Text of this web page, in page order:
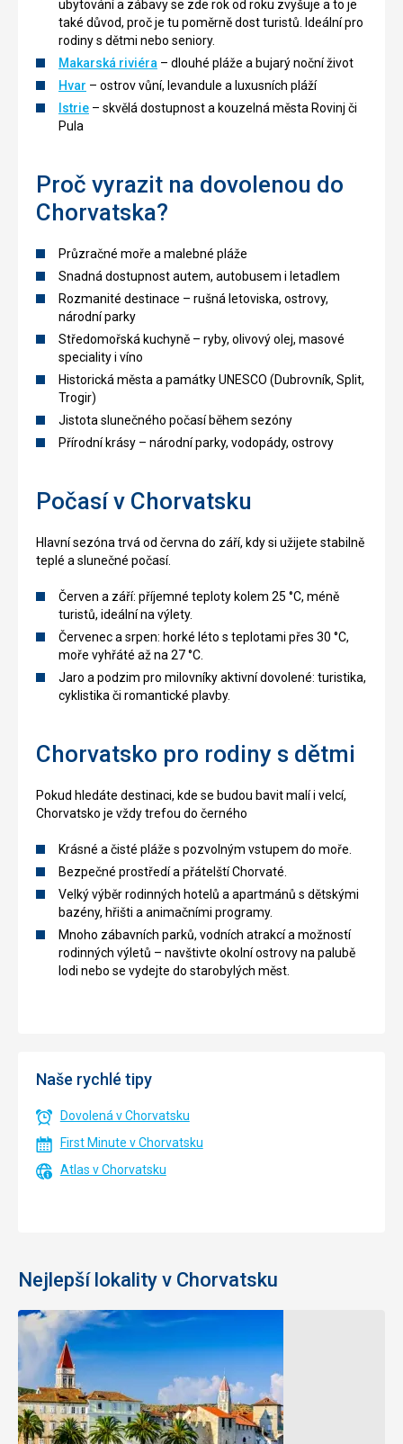
ubytování a zábavy se zde rok od roku zvyšuje a to je
také důvod, proč je tu poměrně dost turistů. Ideální pro
rodiny s dětmi nebo seniory.
Makarská riviéra – dlouhé pláže a bujarý noční život
Hvar – ostrov vůní, levandule a luxusních pláží
Istrie – skvělá dostupnost a kouzelná města Rovinj či
Pula
Proč vyrazit na dovolenou do
Chorvatska?
Průzračné moře a malebné pláže
Snadná dostupnost autem, autobusem i letadlem
Rozmanité destinace – rušná letoviska, ostrovy,
národní parky
Středomořská kuchyně – ryby, olivový olej, masové
speciality i víno
Historická města a památky UNESCO (Dubrovník, Split,
Trogir)
Jistota slunečného počasí během sezóny
Přírodní krásy – národní parky, vodopády, ostrovy
Počasí v Chorvatsku
Hlavní sezóna trvá od června do září, kdy si užijete stabilně
teplé a slunečné počasí.
Červen a září: příjemné teploty kolem 25 °C, méně
turistů, ideální na výlety.
Červenec a srpen: horké léto s teplotami přes 30 °C,
moře vyhřáté až na 27 °C.
Jaro a podzim pro milovníky aktivní dovolené: turistika,
cyklistika či romantické plavby.
Chorvatsko pro rodiny s dětmi
Pokud hledáte destinaci, kde se budou bavit malí i velcí,
Chorvatsko je vždy trefou do černého
Krásné a čisté pláže s pozvolným vstupem do moře.
Bezpečné prostředí a přátelští Chorvaté.
Velký výběr rodinných hotelů a apartmánů s dětskými
bazény, hřišti a animačními programy.
Mnoho zábavních parků, vodních atrakcí a možností
rodinných výletů – navštivte okolní ostrovy na palubě
lodi nebo se vydejte do starobylých měst.
Naše rychlé tipy
Dovolená v Chorvatsku
First Minute v Chorvatsku
Atlas v Chorvatsku
Nejlepší lokality v Chorvatsku
Biograd
Na
Moru
Rabac
Rybářské
městečko a